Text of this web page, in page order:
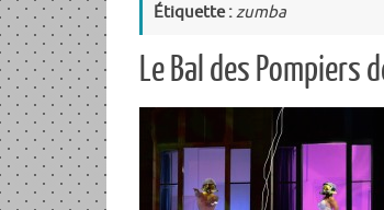
Étiquette :zumba
Le Bal des Pompiers